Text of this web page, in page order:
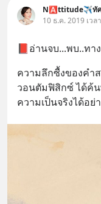
N🅰ttitude✈ทัศ
10 ธ.ค. 2019 เว
📕อ่านจบ...พบ..ทา
ความลึกซื้งของคำ
วอนตัมฟิสิกซ์ ได้ค้
ความเป็นจริงได้อย่